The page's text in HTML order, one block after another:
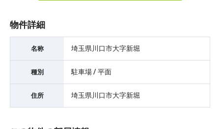
物件詳細
名称 埼玉県川口市大字新堀
種別 駐車場 / 平面
住所 埼玉県川口市大字新堀